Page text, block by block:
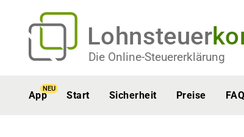
Lohnsteuer
Die Online-Steuererklärung
App
NEU
Start Sicherheit Preise FAQ